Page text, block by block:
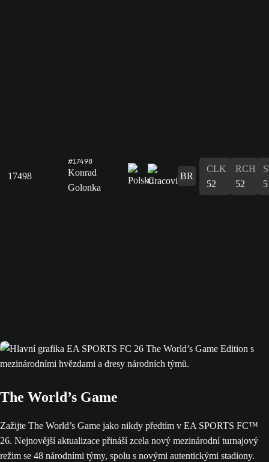
17498
#17498
Konrad
Golonka
BR
CLK
52
RCH
52
The World’s Game
Zažijte The World’s Game jako nikdy předtím v EA SPORTS FC™
26. Nejnovější aktualizace přináší zcela nový mezinárodní turnajový
režim se 48 národními týmy, spolu s novými autentickými stadiony.